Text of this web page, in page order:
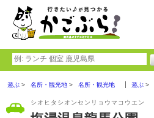
遊ぶ 名所・観光地 名所・観光地 遊ぶ
シオヒタシオンセンリョウマコウエン